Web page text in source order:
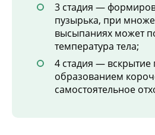
3 стадия —
пузырька, при
высыпаниях может
температура тела;
4 стадия — вскрытие
образованием
самостоятельное